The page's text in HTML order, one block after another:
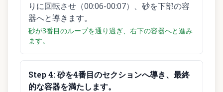
りに回転させ（00:06-00:07）、砂を下部の容
器へと導きます。
砂が3番目のループを通り過ぎ、右下の容器へと進み
ます。
Step4:砂を4番目のセクションへ導き、最終
的な容器を満たします。